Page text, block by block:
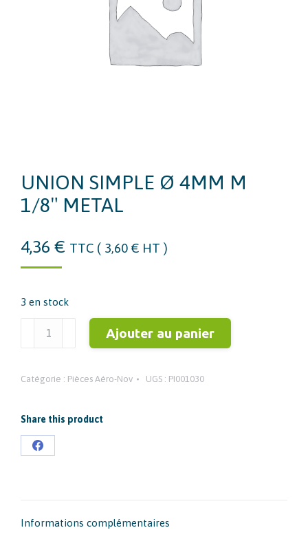
UNION SIMPLE Ø 4MM M
1/8″ METAL
4,36 € TTC ( 3,60 € HT )
3 en stock
quantité
SIMPLE
4MM
M
1/8"
Ajouter au panier
Catégorie : Pièces Aéro-Nov UGS : PI001030
Share this product
Partager
Informations complémentaires